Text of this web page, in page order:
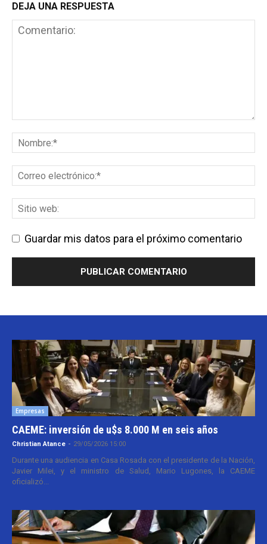
DEJA UNA RESPUESTA
Guardar mis datos para el próximo comentario
Empresas
CAEME: inversión de u$s 8.000 M en seis años
Christian Atance - 29/05/2026 15:00
Durante una audiencia en Casa Rosada con el presidente de la Nación,
Javier Milei, y el ministro de Salud, Mario Lugones, la CAEME
oficializó...